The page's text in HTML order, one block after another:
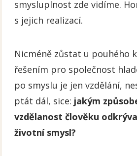
smysluplnost zde vidíme.
s jejich realizací.
Nicméně zůstat u pouhého
řešením pro společnost
po smyslu je jen vzdělání,
ptát dál, sice: jakým
vzdělanost člověku
životní smysl?